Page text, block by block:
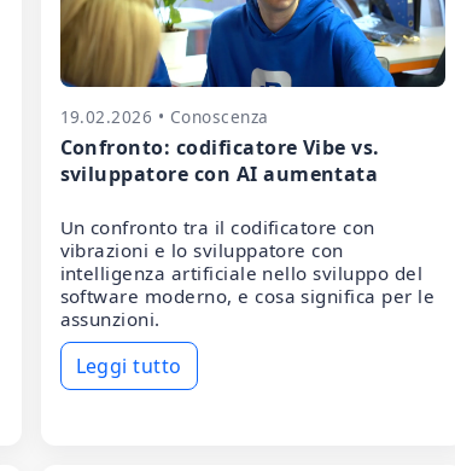
19.02.2026 • Conoscenza
Confronto: codificatore Vibe vs.
sviluppatore con AI aumentata
Un confronto tra il codificatore con
vibrazioni e lo sviluppatore con
intelligenza artificiale nello sviluppo del
software moderno, e cosa significa per le
assunzioni.
Leggi tutto